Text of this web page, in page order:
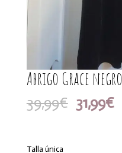
Abrigo Grace negro
39,99€ El
precio
31,99€El
Talla única